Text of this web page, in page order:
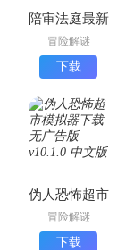
陪审法庭最新
版
冒险解谜
下载
伪人恐怖超市
模拟器下载无
广告版
冒险解谜
下载